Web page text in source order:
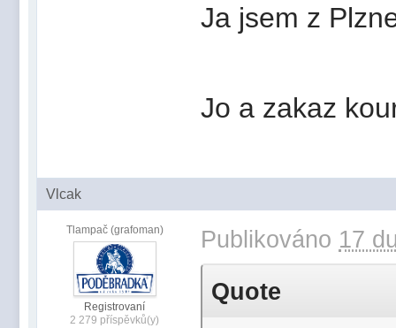
Ja jsem z
Jo a zakaz
Vlcak
Tlampač (grafoman)
Registrovaní
2 279 příspěvků(y)
Publikováno 17
Quote